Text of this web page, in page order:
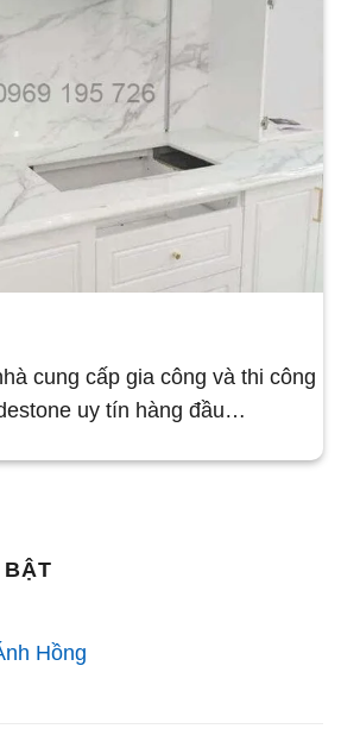
cung cấp gia công và thi công
uy tín hàng đầu…
BẬT
Hồng